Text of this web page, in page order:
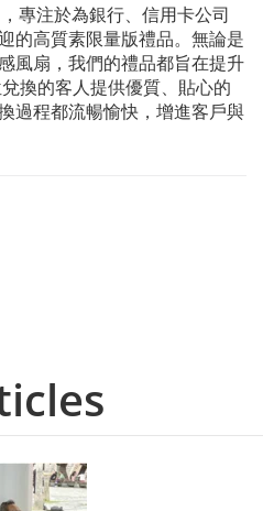
專注於為銀行、信用卡公司
的高質素限量版禮品。無論是
風扇，我們的禮品都旨在提升
換的客人提供優質、貼心的
過程都流暢愉快，增進客戶與